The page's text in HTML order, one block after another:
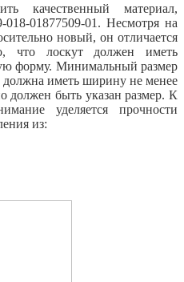
качественный материал,
01877509-01. Несмотря на
новый, он отличается
что лоскут должен иметь
форму. Минимальный размер
должна иметь ширину не менее
должен быть указан размер. К
уделяется прочности
из: